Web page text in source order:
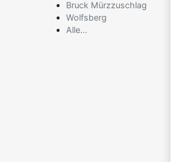
Bruck Mürzzuschlag
Wolfsberg
Alle...